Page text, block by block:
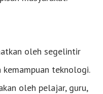
oleh segelintir
kemampuan teknologi.
oleh pelajar, guru,